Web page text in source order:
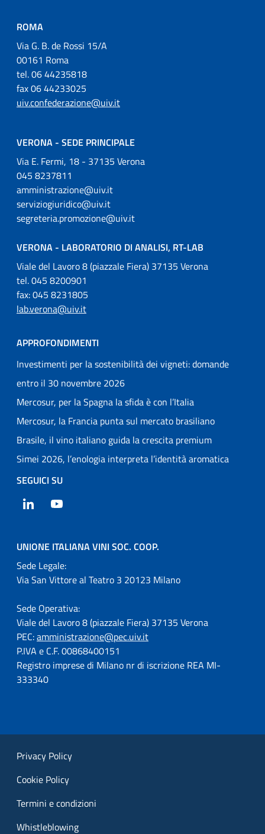
ROMA
Via G. B. de Rossi 15/A
00161 Roma
tel. 06 44235818
fax 06 44233025
uiv.confederazione@uiv.it
VERONA - SEDE PRINCIPALE
Via E. Fermi, 18 - 37135 Verona
045 8237811
amministrazione@uiv.it
serviziogiuridico@uiv.it
segreteria.promozione@uiv.it
VERONA - LABORATORIO DI ANALISI, RT-LAB
Viale del Lavoro 8 (piazzale Fiera) 37135 Verona
tel. 045 8200901
fax: 045 8231805
lab.verona@uiv.it
APPROFONDIMENTI
Investimenti per la sostenibilità dei vigneti: domande
entro il 30 novembre 2026
Mercosur, per la Spagna la sfida è con l’Italia
Mercosur, la Francia punta sul mercato brasiliano
Brasile, il vino italiano guida la crescita premium
Simei 2026, l’enologia interpreta l’identità aromatica
SEGUICI SU
LinkedIn
UNIONE ITALIANA VINI SOC. COOP.
Sede Legale:
Via San Vittore al Teatro 3 20123 Milano
Sede Operativa:
Viale del Lavoro 8 (piazzale Fiera) 37135 Verona
PEC:amministrazione@pec.uiv.it
P.IVA e C.F. 00868400151
Registro imprese di Milano nr di iscrizione REA MI-
333340
Privacy Policy
Cookie Policy
Termini e condizioni
Whistleblowing